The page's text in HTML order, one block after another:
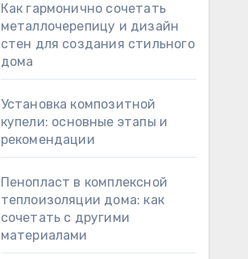
Как гармонично сочетать
металлочерепицу и дизайн
стен для создания стильного
дома
Установка композитной
купели: основные этапы и
рекомендации
Пенопласт в комплексной
теплоизоляции дома: как
сочетать с другими
материалами